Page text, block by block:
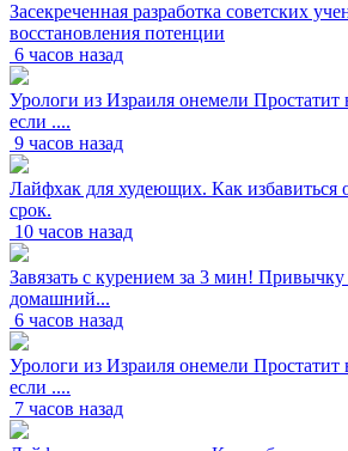
Засекреченная разработка советских
восстановления потенции
6 часов назад
Урологи из Израиля онемели Простатит
если ....
9 часов назад
Лайфхак для худеющих. Как избавиться
срок.
10 часов назад
Завязать с курением за 3 мин!
домашний...
6 часов назад
Урологи из Израиля онемели Простатит
если ....
7 часов назад